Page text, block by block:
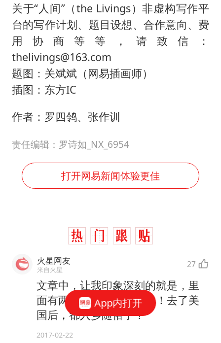
关于“人间”（the Livings）非虚构写作平
台的写作计划、题目设想、合作意向、费
用协商等等，请致信：
thelivings@163.com
题图：关斌斌（网易插画师）
插图：东方IC
作者：罗四鸰、张作训
责任编辑：罗诗如_NX_6954
打开网易新闻体验更佳
火星网友
来自火星 27
文章中，让我印象深刻的就是，里
面有两对夫妻，都离婚了！去了美
国后，都入乡随俗了？
2017-02-22
App内打开